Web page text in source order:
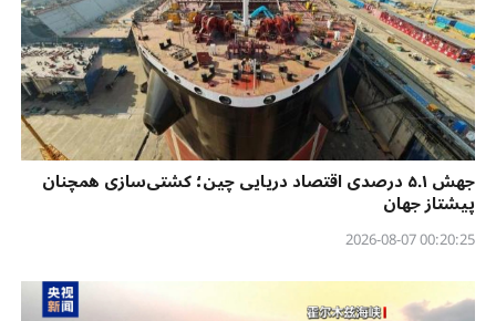
جهش ۵.۱ درصدی اقتصاد دریایی چین؛ کشتی‌سازی همچنان
پیشتاز جهان
00:20:25 2026-08-07